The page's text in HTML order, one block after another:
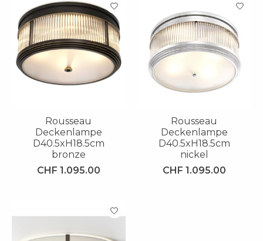
Rousseau
Deckenlampe
D40.5xH18.5cm
bronze
CHF 1.095.00
Rousseau
Deckenlampe
D40.5xH18.5cm
nickel
CHF 1.095.00